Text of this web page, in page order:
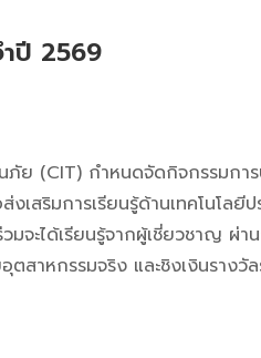
ำปี 2569
ภัย (CIT) กำหนดจัดกิจกรรมกา
ริมการเรียนรู้ด้านเทคโนโลยีป
จะได้เรียนรู้จากผู้เชี่ยวชาญ ผ่า
าหกรรมจริง และชิงเงินรางวั